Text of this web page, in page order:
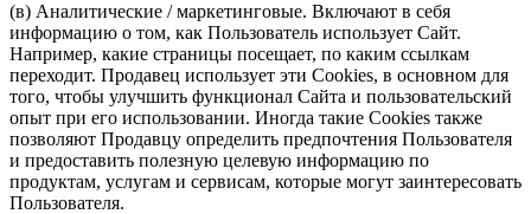
(в) Аналитические / маркетинговые. Включают в себя
информацию о том, как Пользователь использует Сайт.
Например, какие страницы посещает, по каким ссылкам
переходит. Продавец использует эти Cookies, в основном для
того, чтобы улучшить функционал Сайта и пользовательский
опыт при его использовании. Иногда такие Cookies также
позволяют Продавцу определить предпочтения Пользователя
и предоставить полезную целевую информацию по
продуктам, услугам и сервисам, которые могут заинтересовать
Пользователя.